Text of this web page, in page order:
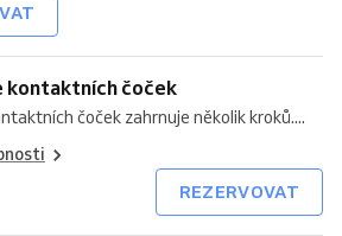
kontaktních čoček
čoček zahrnuje několik kroků....
REZERVOVAT